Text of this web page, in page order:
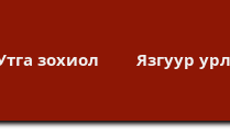
зохиол Язгуур